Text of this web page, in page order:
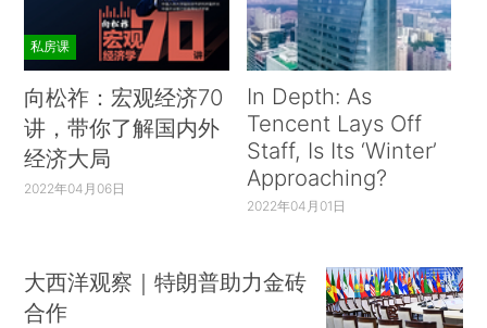
私房课
向松祚：宏观经济70
讲，带你了解国内外
经济大局
2022年04月06日
In Depth: As
Tencent Lays Off
Staff, Is Its ‘Winter’
Approaching?
2022年04月01日
大西洋观察｜特朗普助力金砖
合作